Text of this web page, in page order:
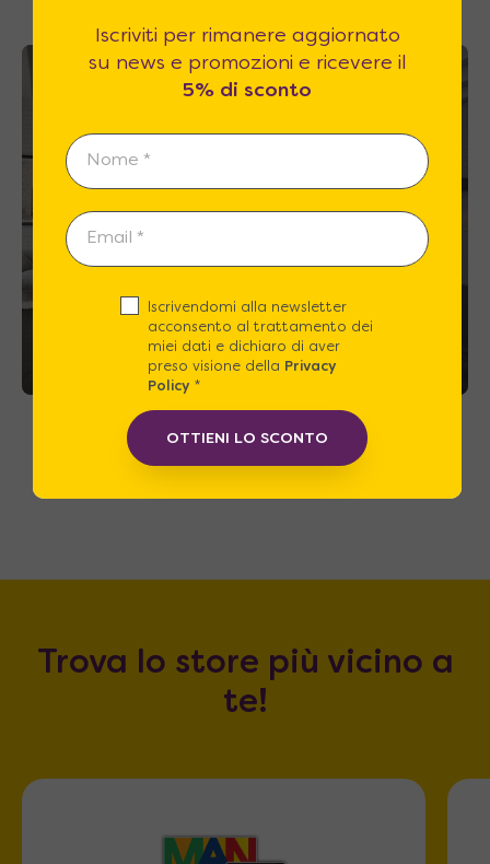
SU RICHIESTA MINIMO 4 UNITÁ
Mugello – Cucina monoblocco a vista da 192
cm con piano 2 fuochi e frigorifero alto
Trova lo store più vicino a
te!
Iscriviti per rimanere aggiornato
su news e promozioni e ricevere il
5% di sconto
Iscrivendomi alla newsletter
acconsento al trattamento dei
miei dati e dichiaro di aver
preso visione della Privacy
Policy*
OTTIENI LO SCONTO